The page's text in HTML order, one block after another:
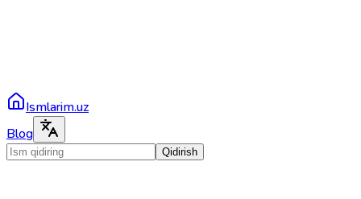
Ismlarim.uz
Blog
Qidirish